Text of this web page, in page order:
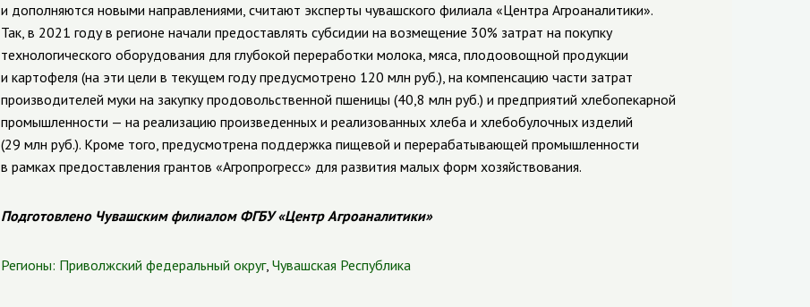
и дополняются новыми направлениями, считают эксперты чувашского филиала «Центра Агроаналитики».
Так, в 2021 году в регионе начали предоставлять субсидии на возмещение 30% затрат на покупку
технологического оборудования для глубокой переработки молока, мяса, плодоовощной продукции
и картофеля (на эти цели в текущем году предусмотрено 120 млн руб.), на компенсацию части затрат
производителей муки на закупку продовольственной пшеницы (40,8 млн руб.) и предприятий хлебопекарной
промышленности — на реализацию произведенных и реализованных хлеба и хлебобулочных изделий
(29 млн руб.). Кроме того, предусмотрена поддержка пищевой и перерабатывающей промышленности
в рамках предоставления грантов «Агропрогресс» для развития малых форм хозяйствования.
Подготовлено Чувашским филиалом ФГБУ «Центр Агроаналитики»
Регионы: Приволжский федеральный округ, Чувашская Республика